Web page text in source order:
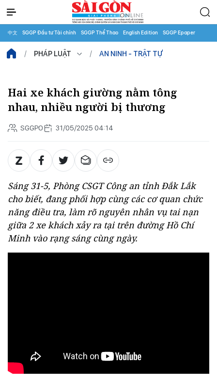
中文 SGGP Đầu tư Tài chính SGGP Thể Thao English Edition SGGP Epaper
PHÁP LUẬT AN NINH - TRẬT TỰ
Hai xe khách giường nằm tông
nhau, nhiều người bị thương
SGGPO 31/05/2025 04:14
Sáng 31-5, Phòng CSGT Công an tỉnh Đắk Lắk
cho biết, đang phối hợp cùng các cơ quan chức
năng điều tra, làm rõ nguyên nhân vụ tai nạn
giữa 2 xe khách xảy ra tại trên đường Hồ Chí
Minh vào rạng sáng cùng ngày.